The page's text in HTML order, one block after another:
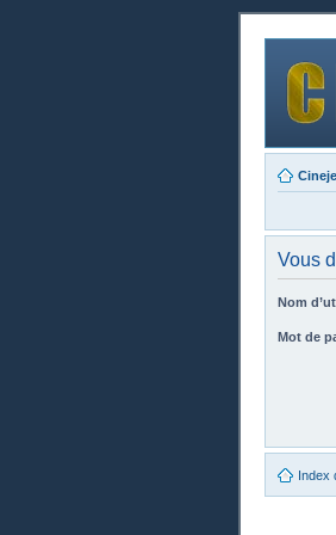
Vous
Nom
Mot de
Index